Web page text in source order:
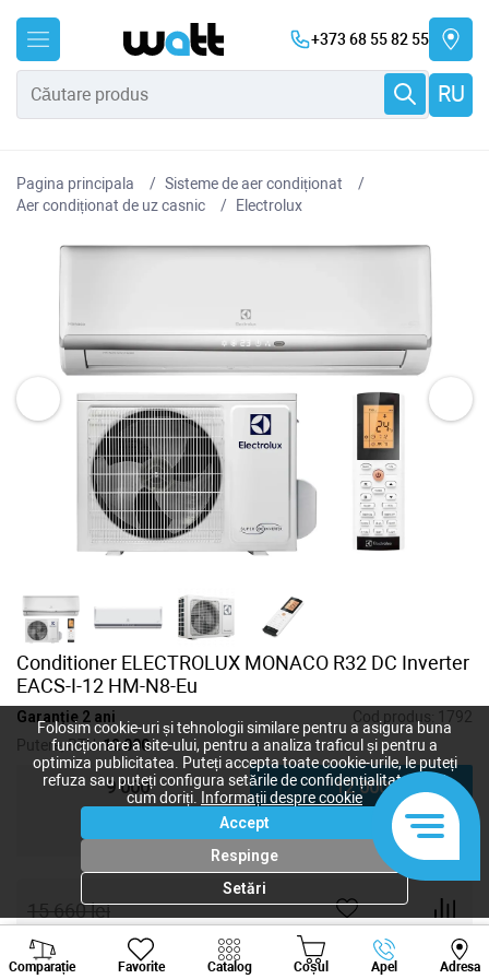
+373 68 55 82 55
RU
Pagina principala
Sisteme de aer condiționat
Aer condiționat de uz casnic
Electrolux
Conditioner ELECTROLUX MONACO R32 DC Inverter
EACS-I-12 HM-N8-Eu
Garanție 2 ani Cod produs: 1792
Putere, BTU:12 000
9 000 12 000
15 660lei
11 745 lei
Comparație Favorite Catalog Coșul Apel Adresa
Viber Whatsapp
Folosim cookie-uri și tehnologii similare pentru a asigura buna
funcționare a site-ului, pentru a analiza traficul și pentru a
optimiza publicitatea. Puteți accepta toate cookie-urile, le puteți
refuza sau puteți configura setările de confidențialitate după
cum doriți.
Informații despre cookie
Accept
Respinge
Setări